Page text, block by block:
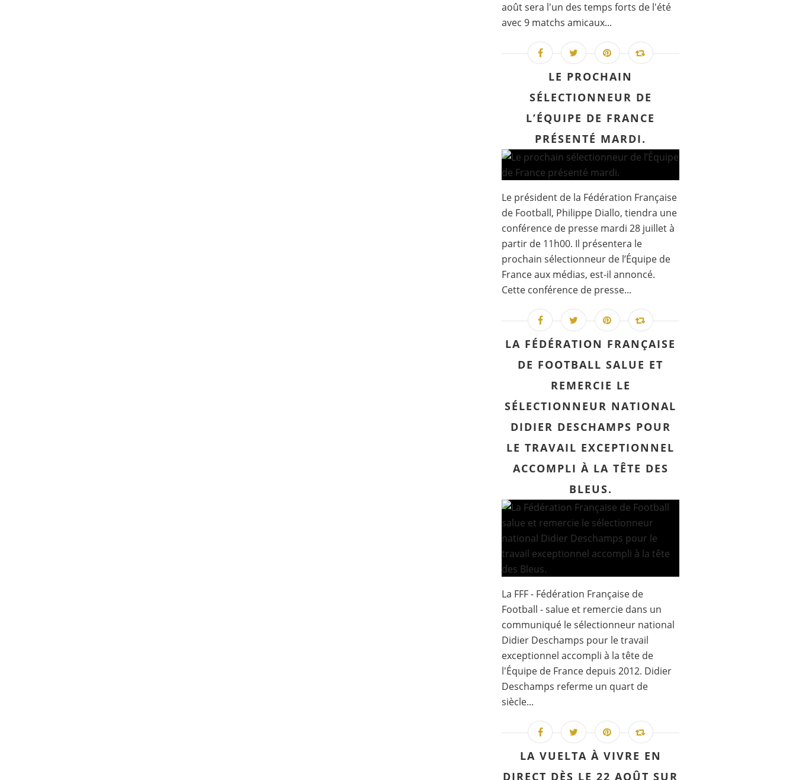
août sera l'un des temps forts de l'été
avec 9 matchs amicaux...
LE PROCHAIN
SÉLECTIONNEUR DE
L’ÉQUIPE DE FRANCE
PRÉSENTÉ MARDI.
Le président de la Fédération Française
de Football, Philippe Diallo, tiendra une
conférence de presse mardi 28 juillet à
partir de 11h00. Il présentera le
prochain sélectionneur de l’Équipe de
France aux médias, est-il annoncé.
Cette conférence de presse...
LA FÉDÉRATION FRANÇAISE
DE FOOTBALL SALUE ET
REMERCIE LE
SÉLECTIONNEUR NATIONAL
DIDIER DESCHAMPS POUR
LE TRAVAIL EXCEPTIONNEL
ACCOMPLI À LA TÊTE DES
BLEUS.
La FFF - Fédération Française de
Football - salue et remercie dans un
communiqué le sélectionneur national
Didier Deschamps pour le travail
exceptionnel accompli à la tête de
l'Équipe de France depuis 2012. Didier
Deschamps referme un quart de
siècle...
LA VUELTA À VIVRE EN
DIRECT DÈS LE 22 AOÛT SUR